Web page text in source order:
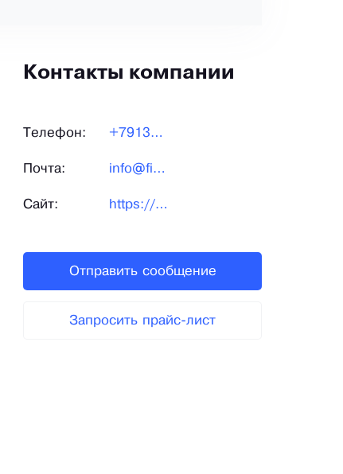
Контакты компании
Телефон: +79139878873
Почта: info@fiko.ru
Сайт: https://fiko.ru/
Отправить сообщение
Запросить прайс-лист